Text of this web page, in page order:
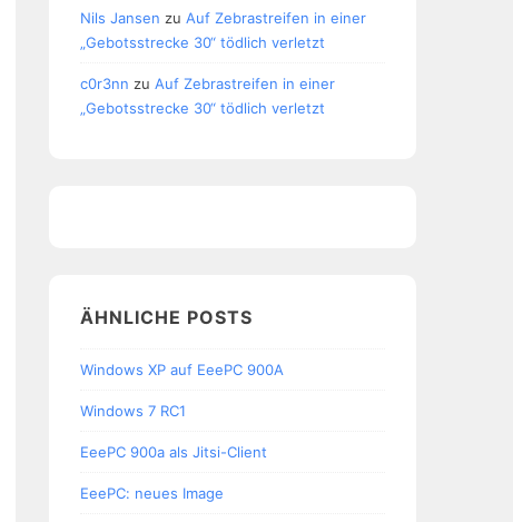
Nils Jansen zu Auf Zebrastreifen in einer
„Gebotsstrecke 30“ tödlich verletzt
c0r3nn zu Auf Zebrastreifen in einer
„Gebotsstrecke 30“ tödlich verletzt
ÄHNLICHE POSTS
Windows XP auf EeePC 900A
Windows 7 RC1
EeePC 900a als Jitsi-Client
EeePC: neues Image